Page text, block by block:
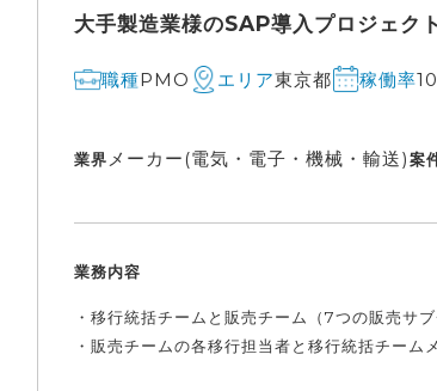
大手製造業様のSAP導入プロジェク
職種PMO エリア東京都 稼働率
業界メーカー(電気・電子・機械・輸送)案
業務内容
・移行統括チームと販売チーム（7つの販売サ
・販売チームの各移行担当者と移行統括チーム